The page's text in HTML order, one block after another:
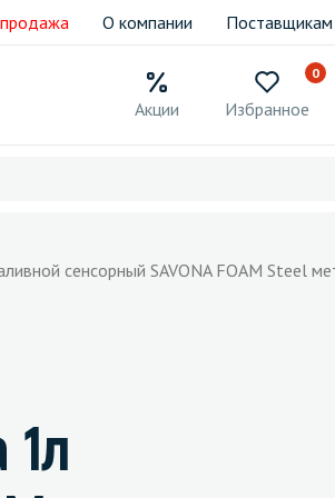
О компании Поставщикам
Акции
0
Избранное
сенсорный SAVONA FOAM Steel